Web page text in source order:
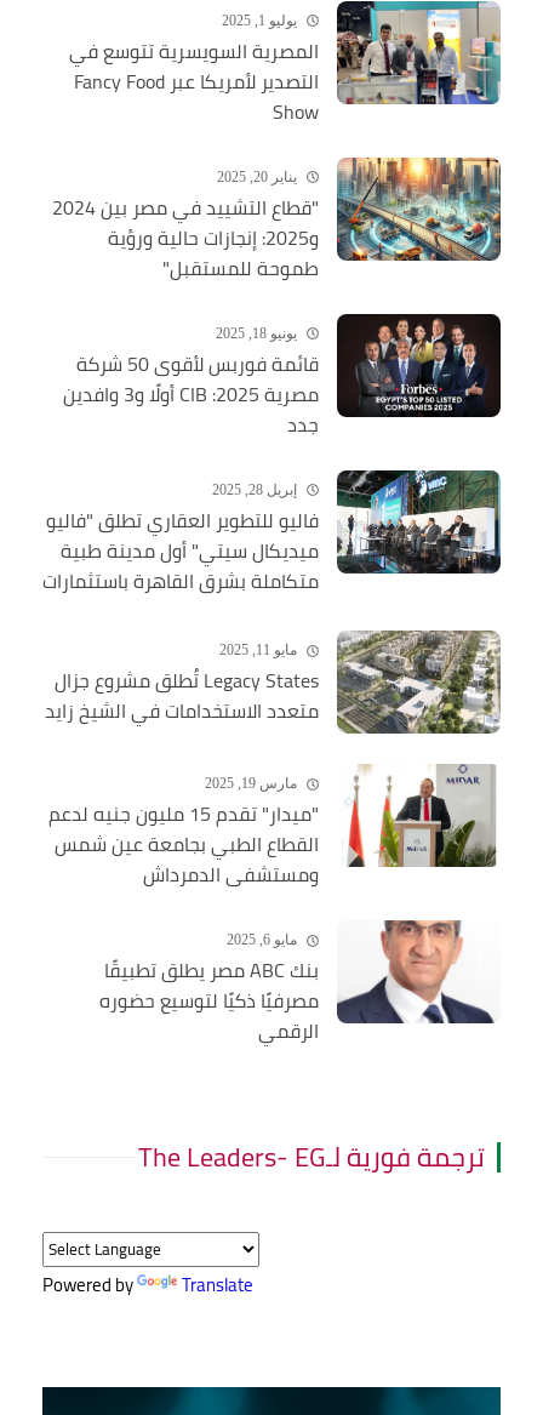
يوليو 1, 2025
المصرية السويسرية تتوسع في
التصدير لأمريكا عبر Fancy Food
Show
يناير 20, 2025
"قطاع التشييد في مصر بين 2024
و2025: إنجازات حالية ورؤية
طموحة للمستقبل"
يونيو 18, 2025
قائمة فوربس لأقوى 50 شركة
مصرية 2025: CIB أولًا و3 وافدين
جدد
إبريل 28, 2025
فاليو للتطوير العقاري تطلق "فاليو
ميديكال سيتي" أول مدينة طبية
متكاملة بشرق القاهرة باستثمارات
مايو 11, 2025
Legacy States تُطلق مشروع جزال
متعدد الاستخدامات في الشيخ زايد
مارس 19, 2025
"ميدار" تقدم 15 مليون جنيه لدعم
القطاع الطبي بجامعة عين شمس
ومستشفى الدمرداش
مايو 6, 2025
بنك ABC مصر يطلق تطبيقًا
مصرفيًا ذكيًا لتوسيع حضوره
الرقمي
ترجمة فورية لـThe Leaders- EG
Powered by Translate